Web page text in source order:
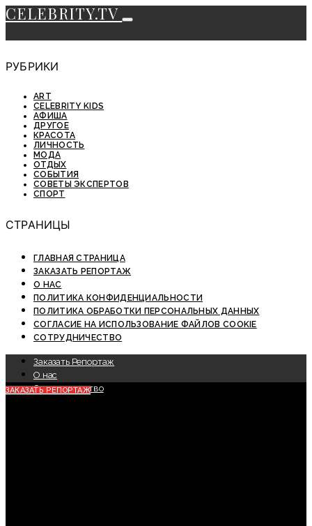
CELEBRITY.TV
РУБРИКИ
ART
CELEBRITY KIDS
АФИША
ДРУГОЕ
КРАСОТА
ЛИЧНОСТЬ
МОДА
ОТДЫХ
СОБЫТИЯ
СОВЕТЫ ЭКСПЕРТОВ
СПОРТ
СТРАНИЦЫ
ГЛАВНАЯ СТРАНИЦА
ЗАКАЗАТЬ РЕПОРТАЖ
О НАС
ПОЛИТИКА КОНФИДЕНЦИАЛЬНОСТИ
ПОЛИТИКА ОБРАБОТКИ ПЕРСОНАЛЬНЫХ ДАННЫХ
СОГЛАСИЕ НА ИСПОЛЬЗОВАНИЕ ФАЙЛОВ COOKIE
СОТРУДНИЧЕСТВО
Заказать Репортаж
О нас
Сотрудничество
ЗАКАЗАТЬ РЕПОРТАЖ